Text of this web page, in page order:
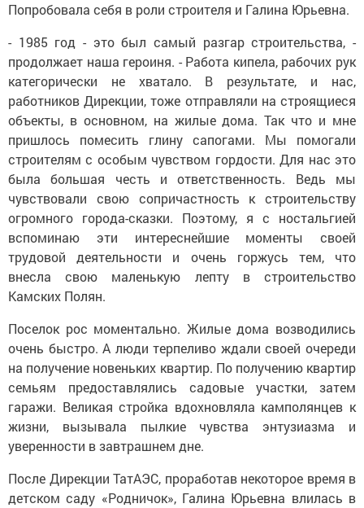
Попробовала себя в роли строителя и Галина Юрьевна.
- 1985 год - это был самый разгар строительства, -
продолжает наша героиня. - Работа кипела, рабочих рук
категорически не хватало. В результате, и нас,
работников Дирекции, тоже отправляли на строящиеся
объекты, в основном, на жилые дома. Так что и мне
пришлось помесить глину сапогами. Мы помогали
строителям с особым чувством гордости. Для нас это
была большая честь и ответственность. Ведь мы
чувствовали свою сопричастность к строительству
огромного города-сказки. Поэтому, я с ностальгией
вспоминаю эти интереснейшие моменты своей
трудовой деятельности и очень горжусь тем, что
внесла свою маленькую лепту в строительство
Камских Полян.
Поселок рос моментально. Жилые дома возводились
очень быстро. А люди терпеливо ждали своей очереди
на получение новеньких квартир. По получению квартир
семьям предоставлялись садовые участки, затем
гаражи. Великая стройка вдохновляла камполянцев к
жизни, вызывала пылкие чувства энтузиазма и
уверенности в завтрашнем дне.
После Дирекции ТатАЭС, проработав некоторое время в
детском саду «Родничок», Галина Юрьевна влилась в